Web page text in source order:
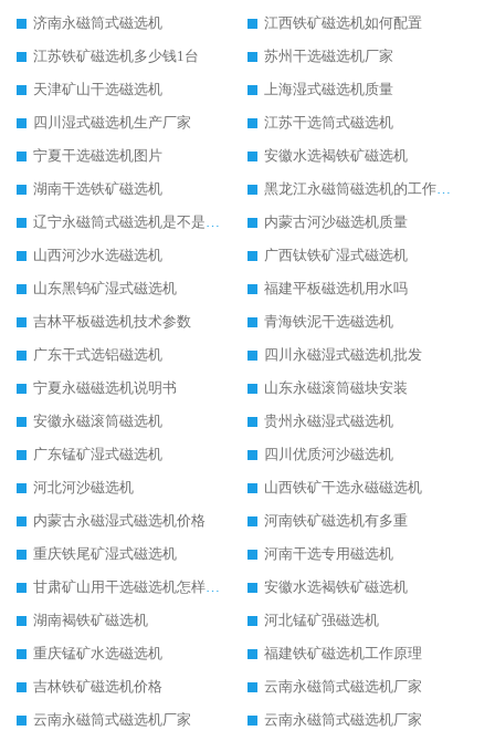
济南永磁筒式磁选机
江西铁矿磁选机如何配置
江苏铁矿磁选机多少钱1台
苏州干选磁选机厂家
天津矿山干选磁选机
上海湿式磁选机质量
四川湿式磁选机生产厂家
江苏干选筒式磁选机
宁夏干选磁选机图片
安徽水选褐铁矿磁选机
湖南干选铁矿磁选机
黑龙江永磁筒磁选机的工作原理
辽宁永磁筒式磁选机是不是强磁
内蒙古河沙磁选机质量
山西河沙水选磁选机
广西钛铁矿湿式磁选机
山东黑钨矿湿式磁选机
福建平板磁选机用水吗
吉林平板磁选机技术参数
青海铁泥干选磁选机
广东干式选铝磁选机
四川永磁湿式磁选机批发
宁夏永磁磁选机说明书
山东永磁滚筒磁块安装
安徽永磁滚筒磁选机
贵州永磁湿式磁选机
广东锰矿湿式磁选机
四川优质河沙磁选机
河北河沙磁选机
山西铁矿干选永磁磁选机
内蒙古永磁湿式磁选机价格
河南铁矿磁选机有多重
重庆铁尾矿湿式磁选机
河南干选专用磁选机
甘肃矿山用干选磁选机怎样调磁
安徽水选褐铁矿磁选机
湖南褐铁矿磁选机
河北锰矿强磁选机
重庆锰矿水选磁选机
福建铁矿磁选机工作原理
吉林铁矿磁选机价格
云南永磁筒式磁选机厂家
云南永磁筒式磁选机厂家
云南永磁筒式磁选机厂家